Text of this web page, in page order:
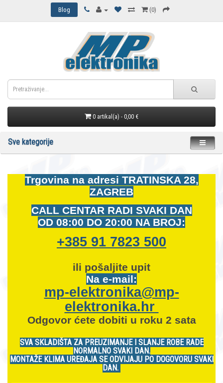
Blog (0)
0 artikal(a) - 0,00 €
Sve kategorije
Trgovina na adresi TRATINSKA 28,
ZAGREB
CALL CENTAR RADI SVAKI DAN
OD 08:00 DO 20:00 NA BROJ:
+385 91 7823 500
ili pošaljite upit
Na e-mail:
mp-elektronika@mp-
elektronika.hr
Odgovor ćete dobiti u roku 2 sata
SVA SKLADIŠTA ZA PREUZIMANJE I SLANJE ROBE RADE
NORMALNO SVAKI DAN.
MONTAŽE KLIMA UREĐAJA SE ODVIJAJU PO DOGOVORU SVAKI
DAN.